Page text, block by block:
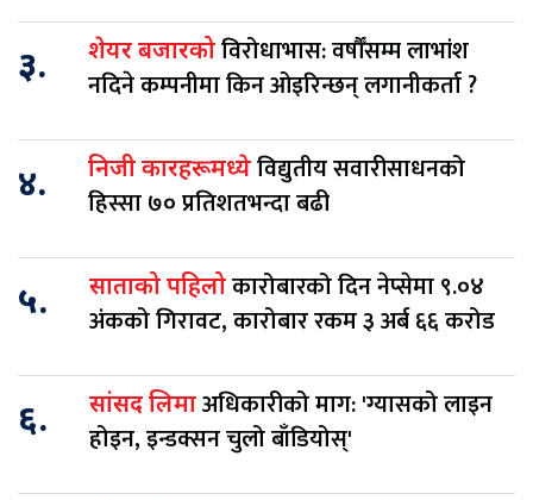
३. शेयर बजारकोविरोधाभास: वर्षौँसम्म लाभांश
नदिने कम्पनीमा किन ओइरिन्छन् लगानीकर्ता ?
४. निजी कारहरूमध्येविद्युतीय सवारीसाधनको
हिस्सा ७० प्रतिशतभन्दा बढी
५. साताको पहिलोकारोबारको दिन नेप्सेमा ९.०४
अंकको गिरावट, कारोबार रकम ३ अर्ब ६६ करोड
६. सांसद लिमाअधिकारीको माग: 'ग्यासको लाइन
होइन, इन्डक्सन चुलो बाँडियोस्'